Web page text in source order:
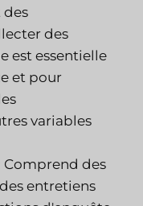
des
des
est essentielle
et pour
variables
Comprend des
entretiens